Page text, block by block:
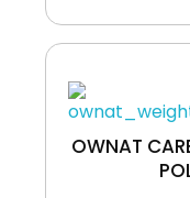
OWNAT